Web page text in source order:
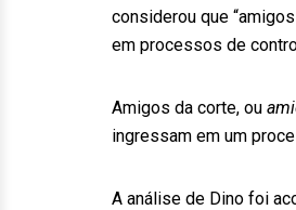
considerou que
em processos de
Amigos da corte, ou
ingressam em um
A análise de Dino foi